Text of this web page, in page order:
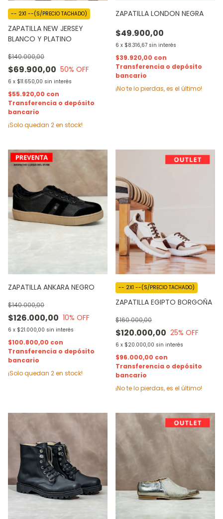
ZAPATILLA NEW JERSEY
BLANCO Y PLATINO
$69.900,00
$140.000,00
50% OFF
6 x $11.650,00 sin interés
-- 2X1 --(S/PRECIO TACHADO)
$55.920,00 con
Transferencia o depósito
bancario
¡Solo quedan 2en stock!
ZAPATILLA LONDON NEGRA
$49.900,00
6 x $8.316,67 sin interés
$39.920,00 con
Transferencia o depósito
bancario
¡No te lo pierdas, es el último!
ZAPATILLA ANKARA NEGRO
$126.000,00
$140.000,00
10% OFF
6 x $21.000,00 sin interés
$100.800,00 con
Transferencia o depósito
bancario
¡Solo quedan 2en stock!
ZAPATILLA EGIPTO BORGOÑA
$120.000,00
$160.000,00
25% OFF
6 x $20.000,00 sin interés
-- 2X1 --(S/PRECIO TACHADO)
$96.000,00 con
Transferencia o depósito
bancario
¡No te lo pierdas, es el último!